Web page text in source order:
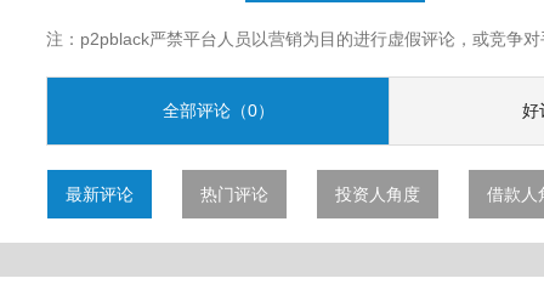
注：p2pblack严禁平台人员以营销为目的进行虚假评论，或竞争
全部评论（0） 好
最新评论 热门评论 投资人角度 借款人